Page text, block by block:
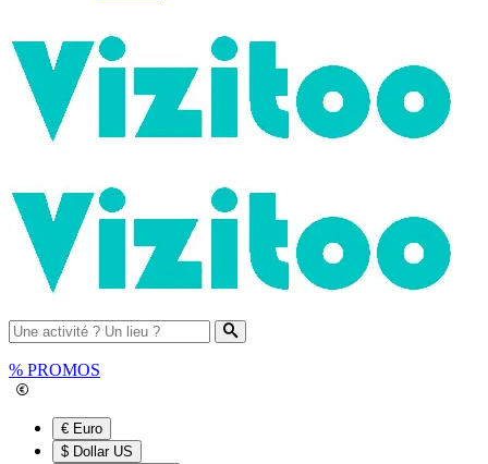
% PROMOS
€ Euro
$ Dollar US